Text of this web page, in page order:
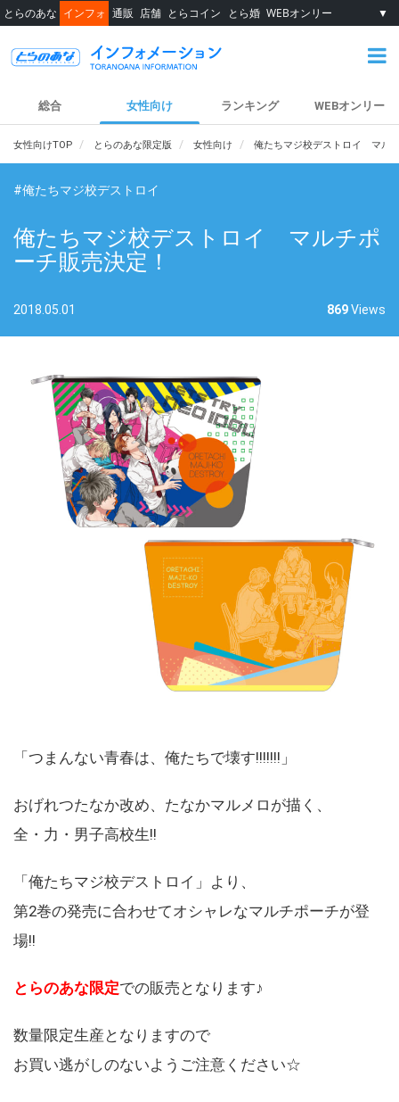
とらのあな インフォ 通販 店舗 とらコイン とら婚 WEBオンリー ▼
総合 女性向け ランキング WEBオンリー
女性向けTOP とらのあな限定版 女性向け 俺たちマジ校デストロイ マル
#俺たちマジ校デストロイ
俺たちマジ校デストロイ マルチポ
ーチ販売決定！
2018.05.01 869Views
「つまんない青春は、俺たちで壊す!!!!!!!」
おげれつたなか改め、たなかマルメロが描く、
全・力・男子高校生!!
「俺たちマジ校デストロイ」より、
第2巻の発売に合わせてオシャレなマルチポーチが登
場!!
とらのあな限定での販売となります♪
数量限定生産となりますので
お買い逃がしのないようご注意ください☆